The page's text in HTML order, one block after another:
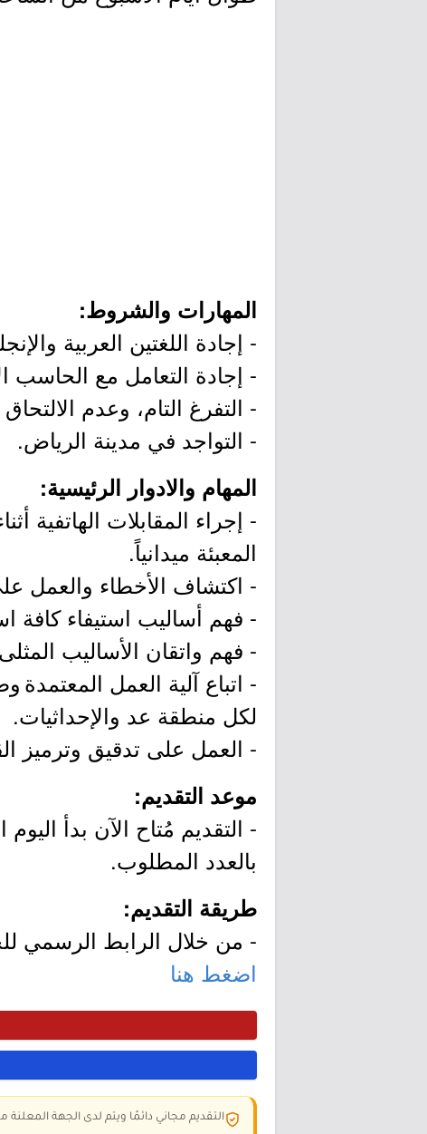
المهارات والشروط:
- إجادة اللغتين العربية
- إجادة التعامل مع الحاسب
- التفرغ التام، وعدم
- التواجد في مدينة الرياض.
المهام والادوار الرئيسية:
- إجراء المقابلات الهاتفية
المعبئة ميدانياً.
- اكتشاف الأخطاء والعمل
- فهم أساليب استيفاء كافة
- فهم واتقان الأساليب
- اتباع آلية العمل
لكل منطقة عد والإحداثيات.
- العمل على تدقيق وترميز
موعد التقديم:
بالعدد المطلوب.
طريقة التقديم:
- من خلال الرابط الرسمي
اضغط هنا
التقديم مجاني دائمًا ويتم لدى الجهة